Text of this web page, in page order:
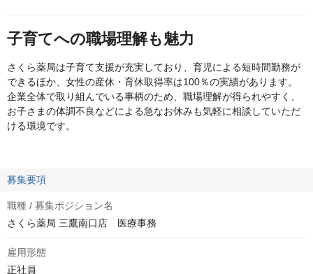
子育てへの職場理解も魅力
さくら薬局は子育て支援が充実しており、育児による短時間勤務が
できるほか、女性の産休・育休取得率は100％の実績があります。
企業全体で取り組んでいる事柄のため、職場理解が得られやすく、
お子さまの体調不良などによる急なお休みも気軽に相談していただ
ける環境です。
募集要項
職種 / 募集ポジション名
さくら薬局 三鷹南口店 医療事務
雇用形態
正社員